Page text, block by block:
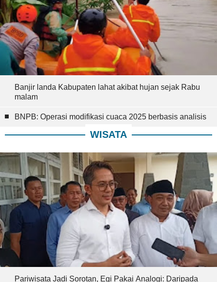
Banjir landa Kabupaten lahat akibat hujan sejak Rabu
malam
BNPB: Operasi modifikasi cuaca 2025 berbasis analisis
WISATA
Pariwisata Jadi Sorotan, Egi Pakai Analogi: Daripada